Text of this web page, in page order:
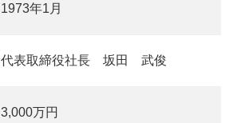
1973年1月
代表取締役社長 坂田 武俊
3,000万円